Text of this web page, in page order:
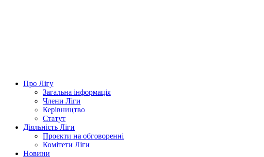
Про Лігу
Загальна інформація
Члени Ліги
Керівництво
Статут
Діяльність Ліги
Проєкти на обговоренні
Комітети Ліги
Новини